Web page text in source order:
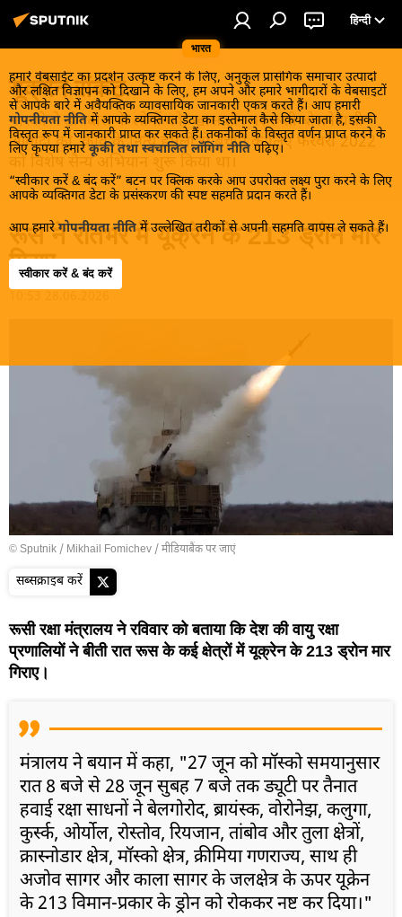
भारत
हिन्दी
हमारे वेबसाईट का प्रदर्शन उत्कृष्ट करने के लिए, अनुकूल प्रासंगिक समाचार उत्पादों
और लक्षित विज्ञापन को दिखाने के लिए, हम अपने और हमारे भागीदारों के वेबसाइटों
से आपके बारे में अवैयक्तिक व्यावसायिक जानकारी एकत्र करते हैं। आप हमारी
गोपनीयता नीति में आपके व्यक्तिगत डेटा का इस्तेमाल कैसे किया जाता है, इसकी
विस्तृत रूप में जानकारी प्राप्त कर सकते हैं। तकनीकों के विस्तृत वर्णन प्राप्त करने के
लिए कृपया हमारे कूकी तथा स्वचालित लॉगिंग नीति पढ़िए।
“स्वीकार करें & बंद करें” बटन पर क्लिक करके आप उपरोक्त लक्ष्य पुरा करने के लिए
आपके व्यक्तिगत डेटा के प्रसंस्करण की स्पष्ट सहमति प्रदान करते हैं।
आप हमारे गोपनीयता नीति में उल्लेखित तरीकों से अपनी सहमति वापस ले सकते हैं।
स्वीकार करें & बंद करें
यूक्रेन संकट
मास्को ने डोनबास के लोगों को, खास तौर पर रूसी बोलनेवाली
आबादी को, कीव के नित्य हमलों से बचाने के लिए फरवरी 2022
को विशेष सैन्य अभियान शुरू किया था।
रूस ने रातभर में यूक्रेन के 213 ड्रोन मार
गिराए
© Sputnik / Mikhail Fomichev /मीडियाबैंक पर जाएं
सब्सक्राइब करें
रूसी रक्षा मंत्रालय ने रविवार को बताया कि देश की वायु रक्षा
प्रणालियों ने बीती रात रूस के कई क्षेत्रों में यूक्रेन के 213 ड्रोन मार
गिराए।
मंत्रालय ने बयान में कहा, "27 जून को मॉस्को समयानुसार
रात 8 बजे से 28 जून सुबह 7 बजे तक ड्यूटी पर तैनात
हवाई रक्षा साधनों ने बेलगोरोद, ब्रायंस्क, वोरोनेझ, कलुगा,
कुर्स्क, ओर्योल, रोस्तोव, रियजान, तांबोव और तुला क्षेत्रों,
क्रास्नोडार क्षेत्र, मॉस्को क्षेत्र, क्रीमिया गणराज्य, साथ ही
अजोव सागर और काला सागर के जलक्षेत्र के ऊपर यूक्रेन
के 213 विमान-प्रकार के ड्रोन को रोककर नष्ट कर दिया।"